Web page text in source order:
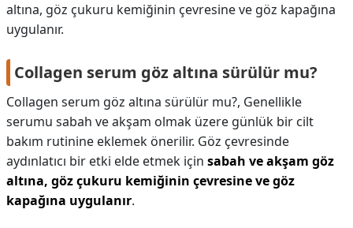
altına, göz çukuru kemiğinin çevresine ve göz kapağına
uygulanır.
Collagen serum göz altına sürülür mu?
Collagen serum göz altına sürülür mu?, Genellikle
serumu sabah ve akşam olmak üzere günlük bir cilt
bakım rutinine eklemek önerilir. Göz çevresinde
aydınlatıcı bir etki elde etmek için sabah ve akşam göz
altına, göz çukuru kemiğinin çevresine ve göz
kapağına uygulanır.